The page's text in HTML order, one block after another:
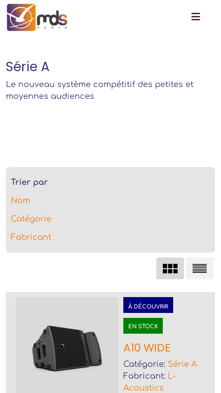
Série A
Le nouveau système compétitif des petites et
moyennes audiences
Trier par
Nom
Catégorie
Fabricant
À DÉCOUVRIR
EN STOCK
A10 WIDE
Catégorie: Série A
Fabricant: L-
Acoustics